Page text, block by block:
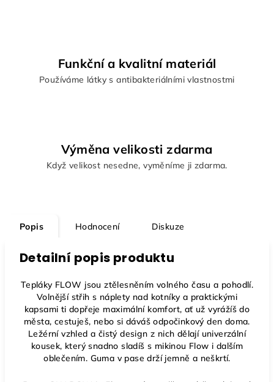
Funkční a kvalitní materiál
Používáme látky s antibakteriálními vlastnostmi
Výměna velikosti zdarma
Když velikost nesedne, vyměníme ji zdarma.
Popis Hodnocení Diskuze
Detailní popis produktu
Tepláky FLOW jsou ztělesněním volného času a pohodlí.
Volnější střih s náplety nad kotníky a praktickými
kapsami ti dopřeje maximální komfort, ať už vyrážíš do
města, cestuješ, nebo si dáváš odpočinkový den doma.
Ležérní vzhled a čistý design z nich dělají univerzální
kousek, který snadno sladíš s mikinou Flow i dalším
oblečením. Guma v pase drží jemně a neškrtí.